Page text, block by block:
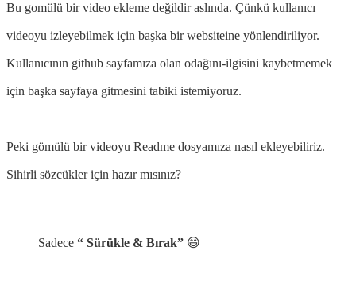
Bu gomülü bir video ekleme değildir aslında. Çünkü kullanıcı
videoyu izleyebilmek için başka bir websiteine ​​yönlendiriliyor.
Kullanıcının github sayfamıza olan odağını-ilgisini kaybetmemek
için başka sayfaya gitmesini tabiki istemiyoruz.
Peki gömülü bir videoyu Readme dosyamıza nasıl ekleyebiliriz.
Sihirli sözcükler için hazır mısınız?
Sadece “ Sürükle & Bırak” 😄